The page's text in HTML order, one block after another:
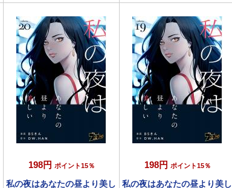
198円 ポイント15％
私の夜はあなたの昼より美し
198円 ポイント15％
私の夜はあなたの昼より美し